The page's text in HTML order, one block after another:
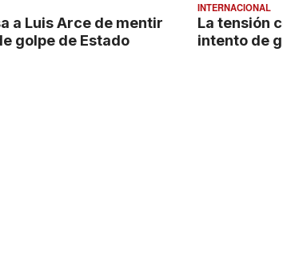
a Luis Arce de mentir
golpe de Estado
INTERNACIONAL
La tensión
intento de